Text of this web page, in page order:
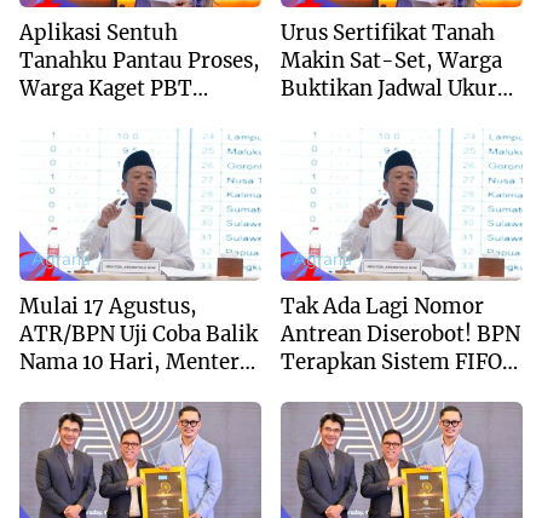
Aplikasi Sentuh
Tanahku Pantau Proses,
Warga Kaget PBT
Sepekan
Urus Sertifikat Tanah
Makin Sat-Set, Warga
Buktikan Jadwal Ukur
Loket
Agraria
Mulai 17 Agustus,
ATR/BPN Uji Coba Balik
Nama 10 Hari, Menteri
Dukungan Pemda dan
PPAT
Agraria
Tak Ada Lagi Nomor
Antrean Diserobot! BPN
Terapkan Sistem FIFO
Terjadwal